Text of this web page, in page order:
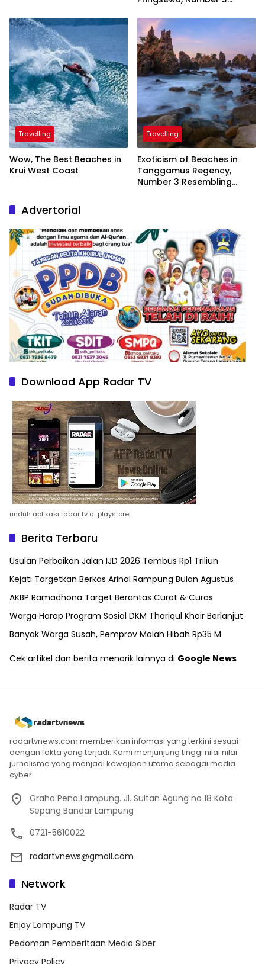
President
Travelling
Wow, The Best Beaches in
Krui West Coast
Travelling
Exoticism of Beaches in
Tanggamus Regency,
Number 3 Resembling
Advertorial
Download App Radar TV
unduh aplikasi radar tv di playstore
Berita Terbaru
Usulan Perbaikan Jalan IJD 2026 Tembus Rp1 Triliun
Kejati Targetkan Berkas Arinal Rampung Bulan Agustus
AKBP Ramadhona Target Berantas Curat & Curas
Warga Harap Program Sosial DKM Thoriqul Khoir Berlanjut
Banyak Warga Susah, Pemprov Malah Hibah Rp35 M
Cek artikel dan berita menarik lainnya di Google News
radartvnews.com memberikan infomasi yang terkini sesuai
dengan fakta yang terjadi. Kami menjunjung tinggi nilai nilai
jurnalisme yang menjadi kewajiban utama sebagai media
cyber.
Graha Pena Lampung. Jl. Sultan Agung no 18 Kota
Sepang Bandar Lampung
0721-5610022
radartvnews@gmail.com
Network
Radar TV
Enjoy Lampung TV
Pedoman Pemberitaan Media Siber
Privacy Policy